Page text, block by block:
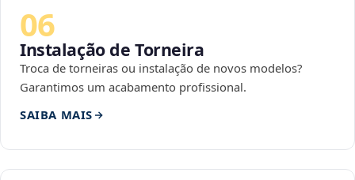
06
Instalação de Torneira
Troca de torneiras ou instalação de novos modelos?
Garantimos um acabamento profissional.
SAIBA MAIS